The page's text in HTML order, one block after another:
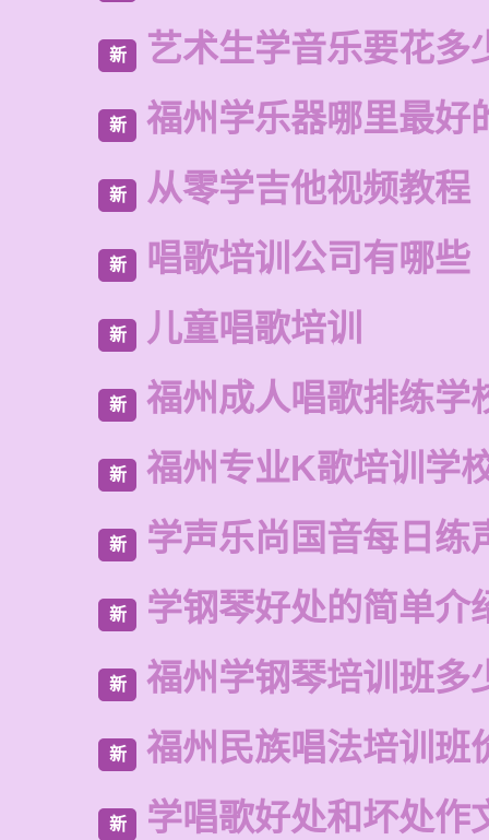
新 艺术生学音乐要花多
新 福州学乐器哪里最好
新 从零学吉他视频教程
新 唱歌培训公司有哪些
新 儿童唱歌培训
新 福州成人唱歌排练学
新 福州专业K歌培训学
新 学声乐尚国音每日练
新 学钢琴好处的简单介
新 福州学钢琴培训班多
新 福州民族唱法培训班
新 学唱歌好处和坏处作